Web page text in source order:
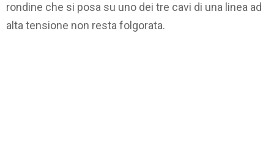
rondine che si posa su uno dei tre cavi di una linea ad
alta tensione non resta folgorata.